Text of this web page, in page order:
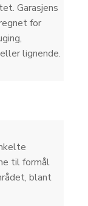
Garasjens
for
lignende.
til formål
blant